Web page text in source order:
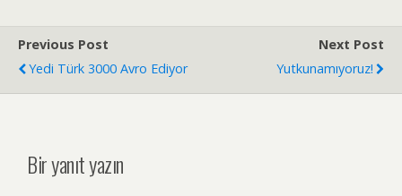
Previous Post
Yedi Türk 3000 Avro Ediyor
Next Post
Yutkunamıyoruz!
Bir yanıt yazın